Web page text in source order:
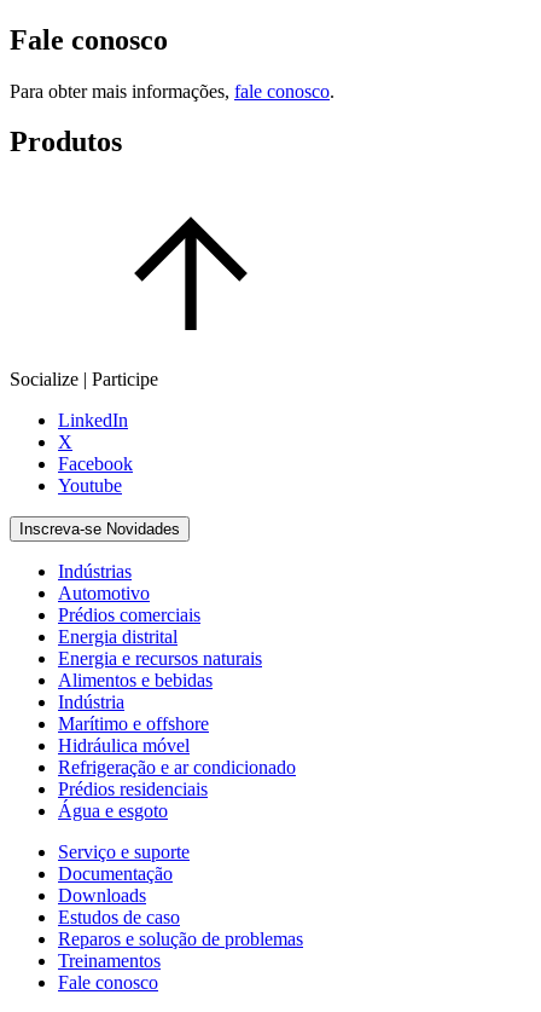
Fale conosco
Para obter mais informações, fale conosco.
Produtos
Socialize | Participe
LinkedIn
X
Facebook
Youtube
Inscreva-se Novidades
Indústrias
Automotivo
Prédios comerciais
Energia distrital
Energia e recursos naturais
Alimentos e bebidas
Indústria
Marítimo e offshore
Hidráulica móvel
Refrigeração e ar condicionado
Prédios residenciais
Água e esgoto
Serviço e suporte
Documentação
Downloads
Estudos de caso
Reparos e solução de problemas
Treinamentos
Fale conosco